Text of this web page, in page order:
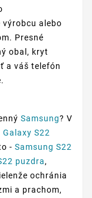
výrobcu alebo
Presné
obal, kryt
a váš telefón
Samsung? V
Galaxy S22
- Samsung S22
puzdra,
ochránia
a prachom,